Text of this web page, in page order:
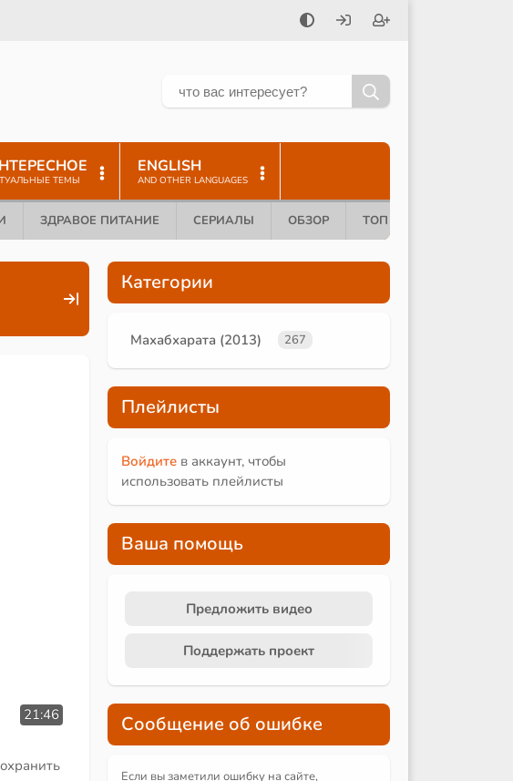
ТЕМЫ
ENGLISH
AND OTHER LANGUAGES
ЗДРАВОЕ ПИТАНИЕ СЕРИАЛЫ ОБЗОР ТОП 10
21:46
Категории
Махабхарата (2013) 267
Плейлисты
Войдите в аккаунт, чтобы
использовать плейлисты
Ваша помощь
Предложить видео
Поддержать проект
Сообщение об ошибке
Если вы заметили ошибку на сайте,